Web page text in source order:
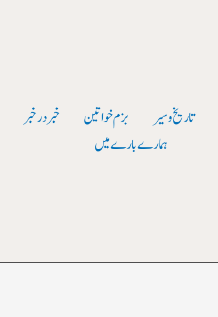
تاریخ وسیر بزم خواتین خبر در خبر
ہمارے بارے میں